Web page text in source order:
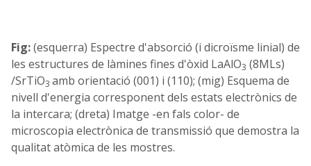
Fig:(esquerra) Espectre d'absorció (i dicroïsme linial) de
les estructures de làmines fines d'òxid LaAlO3 (8MLs)
/SrTiO3 amb orientació (001) i (110); (mig) Esquema de
nivell d'energia corresponent dels estats electrònics de
la intercara; (dreta) Imatge -en fals color- de
microscopia electrònica de transmissió que demostra la
qualitat atòmica de les mostres.